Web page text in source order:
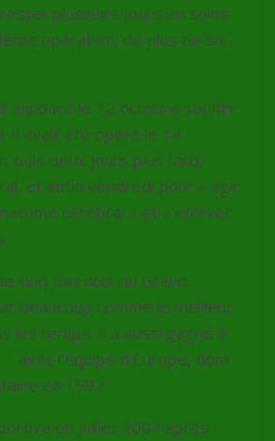
plusieurs jours en soins
opération, de plus de six
annoncé le 12 octobre souffrir
Il avait été opéré le 14
puis deux jours plus tard,
et enfin vendredi pour « agir
cérébral » et « enlever
cinq tournois du Grand
beaucoup comme le meilleur
les temps. Il a aussi gagné à
avec l’équipe d’Europe, dont
en 1997.
en juillet 2007 après